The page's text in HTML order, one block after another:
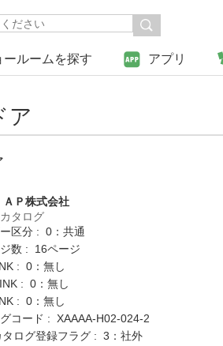
ールームを探す アプリ
ア
ＡＰ株式会社
タログ
区分 : 0：共通
数 : 16ページ
: 0：無し
: 0：無し
: 0：無し
コード : XAAAA-H02-024-2
タログ登録フラグ : 3：社外